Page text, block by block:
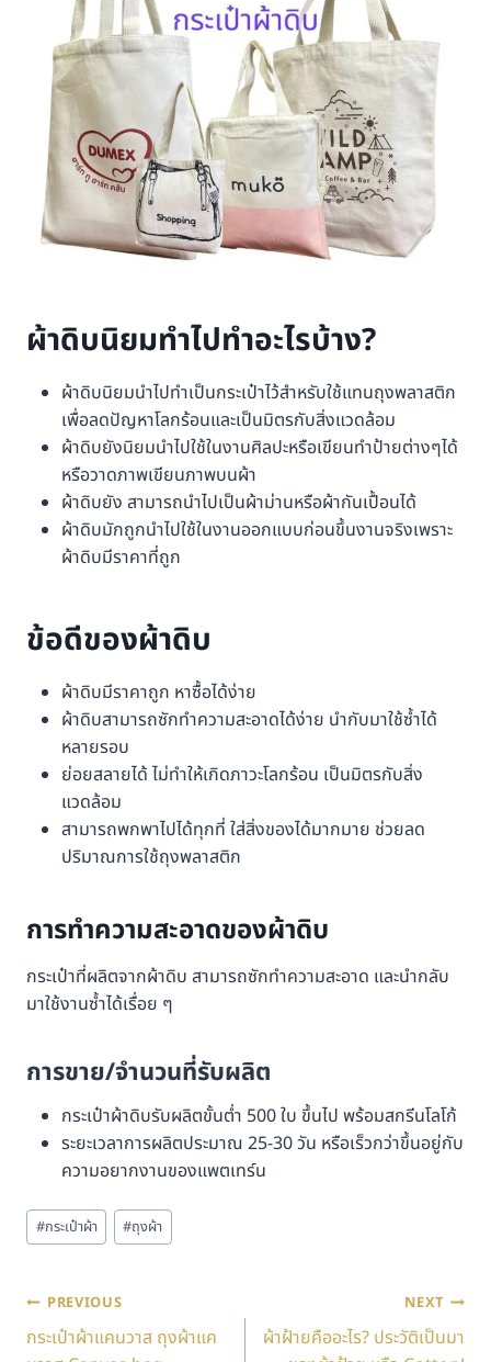
ผ้าดิบนิยมทำไปทำอะไรบ้าง?
ผ้าดิบนิยมนำไปทำเป็นกระเป๋าไว้สำหรับใช้แทนถุงพลาสติก
เพื่อลดปัญหาโลกร้อนและเป็นมิตรกับสิ่งแวดล้อม
ผ้าดิบยังนิยมนำไปใช้ในงานศิลปะหรือเขียนทำป้ายต่างๆได้
หรือวาดภาพเขียนภาพบนผ้า
ผ้าดิบยัง สามารถนำไปเป็นผ้าม่านหรือผ้ากันเปื้อนได้
ผ้าดิบมักถูกนำไปใช้ในงานออกแบบก่อนขึ้นงานจริงเพราะ
ผ้าดิบมีราคาที่ถูก
ข้อดีของผ้าดิบ
ผ้าดิบมีราคาถูก หาซื้อได้ง่าย
ผ้าดิบสามารถซักทำความสะอาดได้ง่าย นำกับมาใช้ซ้ำได้
หลายรอบ
ย่อยสลายได้ ไม่ทำให้เกิดภาวะโลกร้อน เป็นมิตรกับสิ่ง
แวดล้อม
สามารถพกพาไปได้ทุกที่ ใส่สิ่งของได้มากมาย ช่วยลด
ปริมาณการใช้ถุงพลาสติก
การทำความสะอาดของผ้าดิบ
กระเป๋าที่ผลิตจากผ้าดิบ สามารถซักทำความสะอาด และนำกลับ
มาใช้งานซ้ำได้เรื่อย ๆ
การขาย/จำนวนที่รับผลิต
กระเป๋าผ้าดิบรับผลิตขั้นต่ำ 500 ใบ ขึ้นไป พร้อมสกรีนโลโก้
ระยะเวลาการผลิตประมาณ 25-30 วัน หรือเร็วกว่าขึ้นอยู่กับ
ความอยากงานของแพตเทร์น
#กระเป๋าผ้า #ถุงผ้า
PREVIOUS
กระเป๋าผ้าแคนวาส ถุงผ้าแค
NEXT
ผ้าฝ้ายคืออะไร? ประวัติเป็นมา